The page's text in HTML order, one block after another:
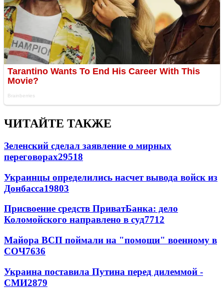
ЧИТАЙТЕ ТАКЖЕ
Зеленский сделал заявление о мирных
переговорах29518
Украинцы определились насчет вывода войск из
Донбасса19803
Присвоение средств ПриватБанка: дело
Коломойского направлено в суд7712
Майора ВСП поймали на "помощи" военному в
СОЧ7636
Украина поставила Путина перед дилеммой -
СМИ2879